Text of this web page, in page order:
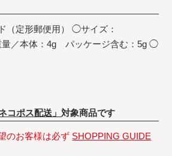
（定形郵便用） ◯サイズ：
／本体：4g パッケージ含む：5g ◯
コポス配送」対象商品です
のお客様は必ず SHOPPING GUIDE